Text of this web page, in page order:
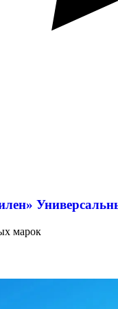
марок